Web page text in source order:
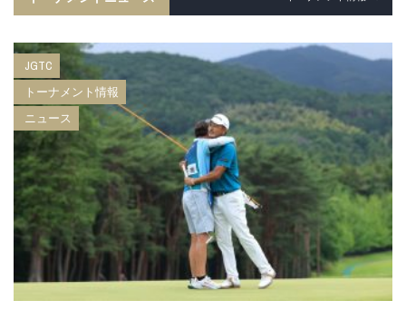
JGTC
トーナメント情報
ニュース